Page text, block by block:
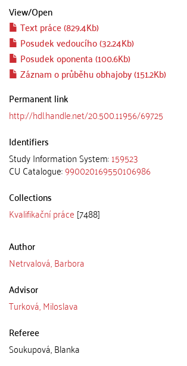
View/Open
Text práce (829.4Kb)
Posudek vedoucího (32.24Kb)
Posudek oponenta (100.6Kb)
Záznam o průběhu obhajoby (151.2Kb)
Permanent link
http://hdl.handle.net/20.500.11956/69725
Identifiers
Study Information System:159523
CU Catalogue:990020169550106986
Collections
Kvalifikační práce [7488]
Author
Netrvalová, Barbora
Advisor
Turková, Miloslava
Referee
Soukupová, Blanka